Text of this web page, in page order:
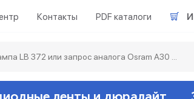
Контакты PDF каталоги